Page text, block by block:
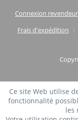
Connexion revendeur
Frais d'expédition
Ce site Web utilise
fonctionnalité
les